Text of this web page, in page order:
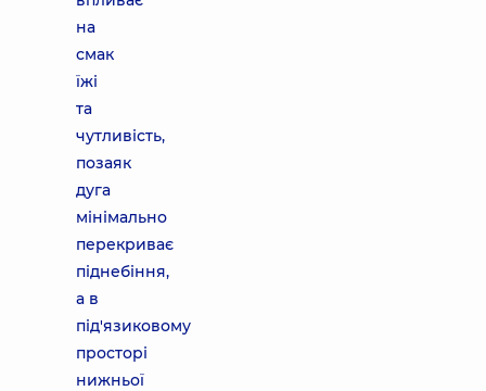
на
смак
їжі
та
чутливість,
позаяк
дуга
мінімально
перекриває
піднебіння,
а в
під'язиковому
просторі
нижньої